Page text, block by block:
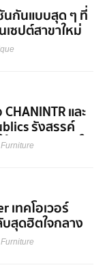
นกันแบบสุด ๆ ที่
ซปต์สาขาใหม่
Tory Burch
และ
รังสรรค์
กับยูนิตพิเศษใน
Furniture
เทคโอเวอร์
สุดฮิตใจกลาง
บคอลเลกชัน
Furniture